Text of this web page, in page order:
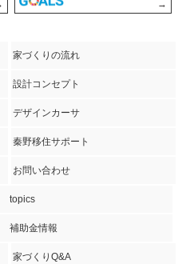
家づくりの流れ
設計コンセプト
デザインカーサ
秦野移住サポート
お問い合わせ
topics
補助金情報
家づくりQ&A